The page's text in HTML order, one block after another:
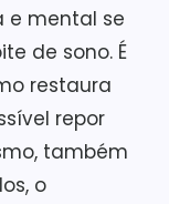
e mental se
de sono. É
restaura
repor
também
o